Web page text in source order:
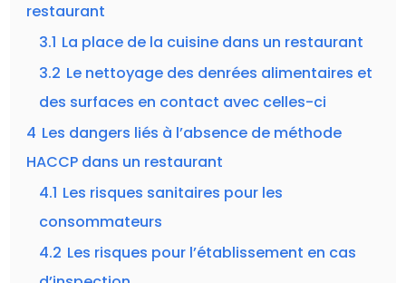
restaurant
3.1 La place de la cuisine dans un restaurant
3.2 Le nettoyage des denrées alimentaires et
des surfaces en contact avec celles-ci
4 Les dangers liés à l’absence de méthode
HACCP dans un restaurant
4.1 Les risques sanitaires pour les
consommateurs
4.2 Les risques pour l’établissement en cas